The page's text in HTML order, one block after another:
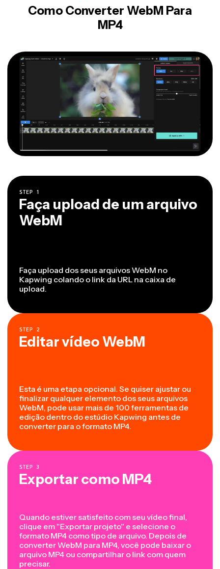
Como Converter WebM Para
MP4
STEP 1
Faça upload de um arquivo
WebM
Faça upload dos seus arquivos WebM no
Kapwing colando o link da URL na caixa de
upload.
STEP 2
Editar vídeo WebM
Esta é uma etapa opcional. Se quiser ajustar ou
finalizar qualquer elemento dos seus arquivos
WebM, pode usar mais de 100 ferramentas de
edição dentro do estúdio Kapwing antes de
converter para o formato MP4.
STEP 3
Exportar como MP4
Quando estiver satisfeito com seu vídeo final,
clique em "Exportar projeto" e selecione o
formato MP4 como tipo de arquivo. Depois de
converter WebM para MP4, você pode baixar o
arquivo MP4 ou compartilhar o link com quem
precisar.